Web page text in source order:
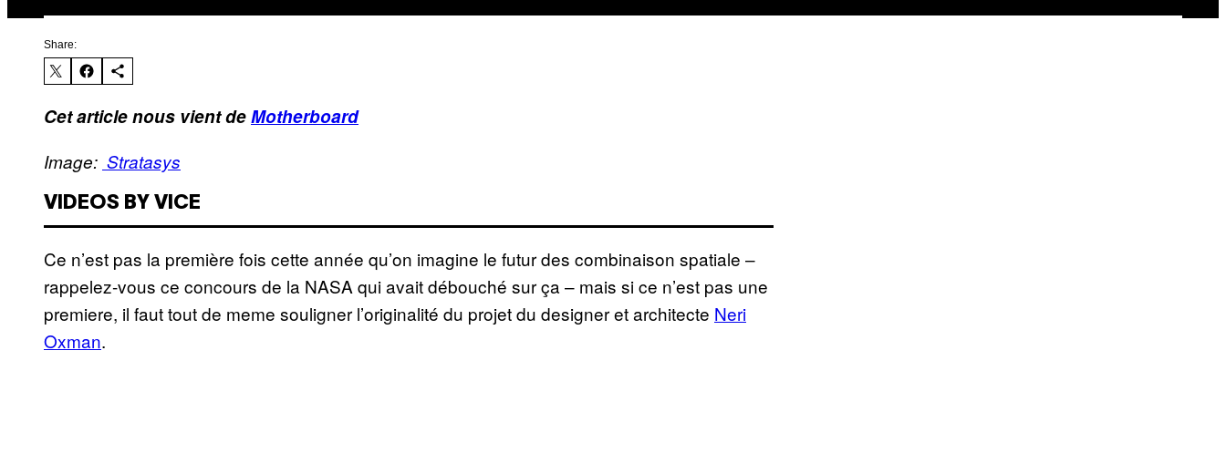
Share:
Cet article nous vient deMotherboard
Image: Stratasys
VIDEOS BY VICE
Ce n’est pas la première fois cette année qu’on imagine le futur des combinaison spatiale –
rappelez-vous ce concours de la NASA qui avait débouché sur ça – mais si ce n’est pas une
premiere, il faut tout de meme souligner l’originalité du projet du designer et architecte Neri
Oxman.